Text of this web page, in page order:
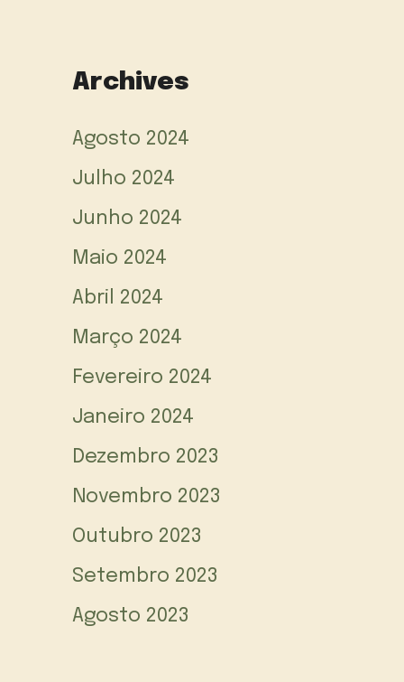
Archives
Agosto 2024
Julho 2024
Junho 2024
Maio 2024
Abril 2024
Março 2024
Fevereiro 2024
Janeiro 2024
Dezembro 2023
Novembro 2023
Outubro 2023
Setembro 2023
Agosto 2023